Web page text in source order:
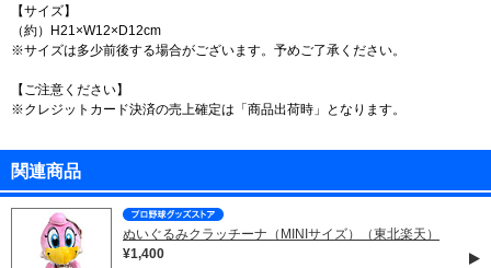
【サイズ】
（約）H21×W12×D12cm
※サイズは多少前後する場合がございます。予めご了承ください。
【ご注意ください】
※クレジットカード決済の売上確定は「商品出荷時」となります。
関連商品
ぬいぐるみクラッチーナ（MINIサイズ）（東北楽天）
¥1,400